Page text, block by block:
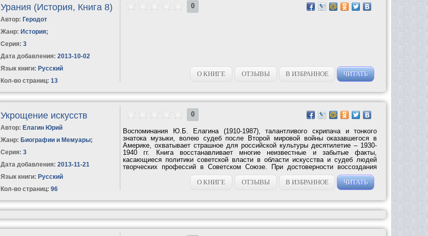
Урания (История, Книга 8)
Автор: Геродот
Жанр: История;
Серия:3
Дата добавления: 2013-10-02
Язык книги: Русский
Кол-во страниц: 13
0
О КНИГЕ ОТЗЫВЫ В ИЗБРАННОЕ ЧИТАТЬ
Укрощение искусств
Автор: Елагин Юрий
Жанр: Биографии и Мемуары;
Серия:3
Дата добавления: 2013-11-21
Язык книги: Русский
Кол-во страниц: 96
0
Воспоминания Ю.Б. Елагина (1910-1987), талантливого скрипача и тонкого
знатока музыки, волею судеб после Второй мировой войны оказавшегося в
Америке, охватывает страшное для российской культуры десятилетие – 1930-
1940 гг. Книга восстанавливает многие неизвестные и забытые факты,
касающиеся политики советской власти в области искусства и судеб людей
творческих профессий в Советском Союзе. При достоверности воссоздания
О КНИГЕ
ОТЗЫВЫ В ИЗБРАННОЕ ЧИТАТЬ